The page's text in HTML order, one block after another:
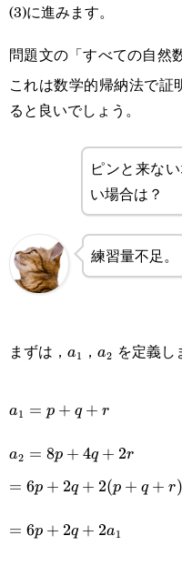
(3)に進みます。
問題文の「すべての自然
これは数学的帰納法で証
ると良いでしょう。
ピンと来な
い場合は？
練習量不足。
まずは， a1 ， a2 を定義し
a1 = p + q + r
a_2=8p+4q+2r
a2 = 8p + 4q + 2r
=6p+2q+2(p+q+r)
= 6p + 2q + 2(p + q + r)
= 6p + 2q + 2a1